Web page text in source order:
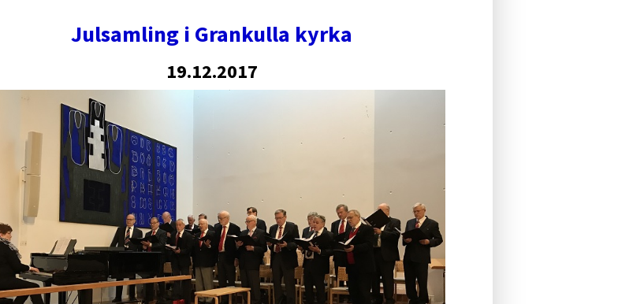
Julsamling i Grankulla kyrka
19.12.2017